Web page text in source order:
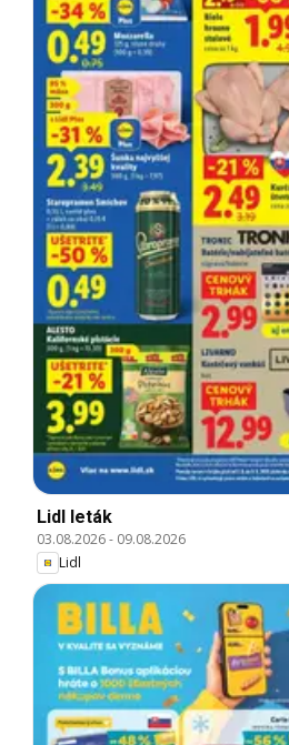
Lidl leták
03.08.2026- 09.08.2026
Lidl